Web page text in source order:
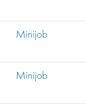
Minijob
Minijob